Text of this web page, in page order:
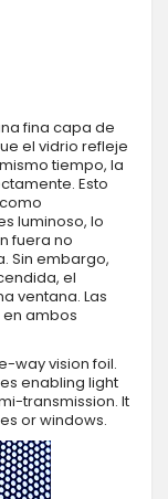
fina capa de
el vidrio refleje
tiempo, la
Esto
luminoso, lo
fuera no
Sin embargo,
el
ventana. Las
ambos
way vision foil.
enabling light
transmission. It
or windows.